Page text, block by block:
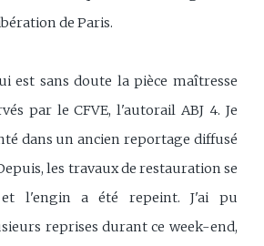
de Paris.
est sans doute la pièce maîtresse
par le CFVE, l'autorail ABJ 4. Je
dans un ancien reportage diffusé
les travaux de restauration se
l'engin a été repeint. J'ai pu
reprises durant ce week-end,